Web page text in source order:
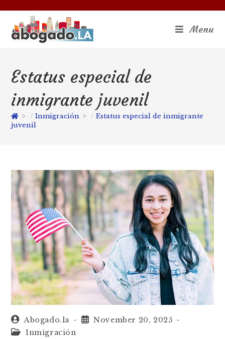
Menu
Estatus especial de
inmigrante juvenil
> Inmigración >
Estatus especial de inmigrante
juvenil
Abogado.la
November 20, 2025
Inmigración